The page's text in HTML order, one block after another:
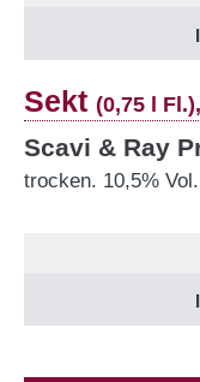
Sekt (0,75 l
Scavi & Ray
trocken. 10,5%